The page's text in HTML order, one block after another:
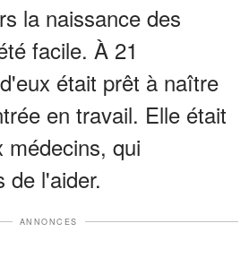
la naissance des
facile. À 21
était prêt à naître
en travail. Elle était
médecins, qui
de l'aider.
ANNONCES